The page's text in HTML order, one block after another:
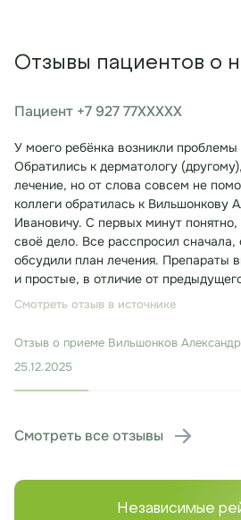
Отзывы пациентов о
Пациент +7 927 77XXXXX
У моего ребёнка возникли
Обратились к дерматологу
лечение, но от слова совсем не
коллеги обратилась к Вильшонкову
Ивановичу. С первых минут
своё дело. Все расспросил
обсудили план лечения. Препараты
и простые, в отличие от
лечиться. Консультация заняла
Смотреть отзыв в источнике
Отзыв о приеме Вильшонков
25.12.2025
Смотреть все отзывы
Независимые